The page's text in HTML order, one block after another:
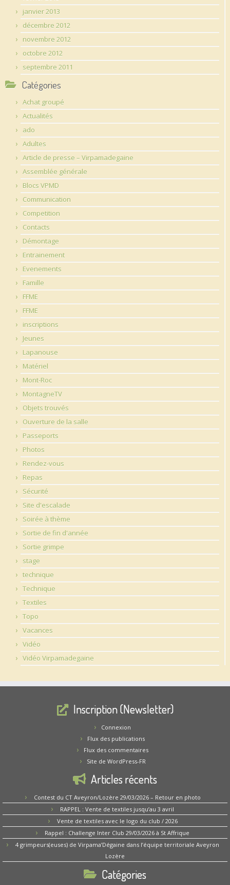
janvier 2013
décembre 2012
novembre 2012
octobre 2012
septembre 2011
Catégories
Achat groupé
Actualités
ado
Adultes
Article de presse – Virpamadegaine
Assemblée générale
Blocs VPMD
Communication
Competition
Contacts
Démontage
Entrainement
Evenements
Famille
FFME
FFME
inscriptions
Jeunes
Lapanouse
Matériel
Mont-Roc
MontagneTV
Objets trouvés
Ouverture de la salle
Passeports
Photos
Rendez-vous
Repas
Sécurité
Site d'escalade
Soirée à thème
Sortie de fin d'année
Sortie grimpe
stage
technique
Technique
Textiles
Topo
Vacances
Vidéo
Vidéo Virpamadegaine
Inscription (Newsletter)
Connexion
Flux des publications
Flux des commentaires
Site de WordPress-FR
Articles récents
Contest du CT Aveyron/Lozère 29/03/2026 – Retour en photo
RAPPEL : Vente de textiles jusqu’au 3 avril
Vente de textiles avec le logo du club / 2026
Rappel : Challenge Inter Club 29/03/2026 à St Affrique
4 grimpeurs(euses) de Virpama’Dégaine dans l’équipe territoriale Aveyron
Lozère
Catégories